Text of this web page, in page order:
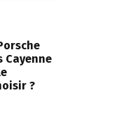
Cayenne
?